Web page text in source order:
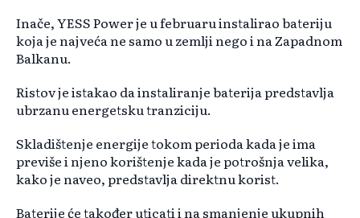
Inače, YESS Power je u februaru instalirao bateriju
koja je najveća ne samo u zemlji nego i na Zapadnom
Balkanu.
Ristov je istakao da instaliranje baterija predstavlja
ubrzanu energetsku tranziciju.
Skladištenje energije tokom perioda kada je ima
previše i njeno korištenje kada je potrošnja velika,
kako je naveo, predstavlja direktnu korist.
Baterije će također uticati i na smanjenje ukupnih